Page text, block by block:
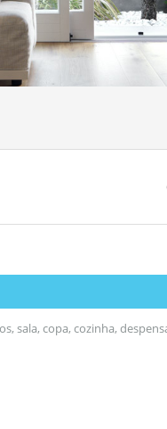
sala, copa, cozinha,